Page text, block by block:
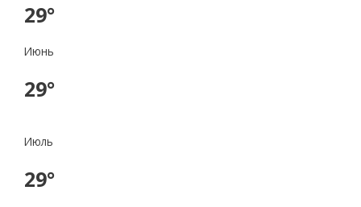
29°
Июнь
29°
Июль
29°